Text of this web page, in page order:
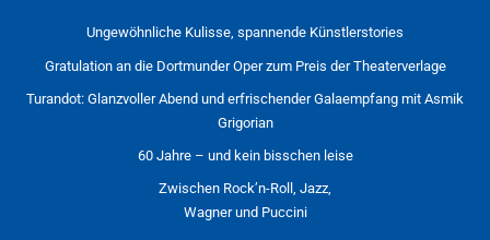
Ungewöhnliche Kulisse, spannende Künstlerstories
Gratulation an die Dortmunder Oper zum Preis der Theaterverlage
Turandot: Glanzvoller Abend und erfrischender Galaempfang mit Asmik
Grigorian
60 Jahre – und kein bisschen leise
Zwischen Rock’n-Roll, Jazz,
Wagner und Puccini